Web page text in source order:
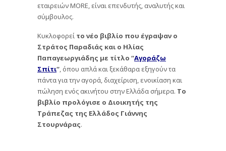
εταιρειών MORE, είναι επενδυτής, αναλυτής και
σύμβουλος.
Κυκλοφορεί το νέο βιβλίο που έγραψαν ο
Στράτος Παραδιάς και ο Ηλίας
Παπαγεωργιάδης με τίτλο “Αγοράζω
Σπίτι“ , όπου απλά και ξεκάθαρα εξηγούν τα
πάντα για την αγορά, διαχείριση, ενοικίαση και
πώληση ενός ακινήτου στην Ελλάδα σήμερα. Το
βιβλίο προλόγισε ο Διοικητής της
Τράπεζας της Ελλάδος Γιάννης
Στουρνάρας.